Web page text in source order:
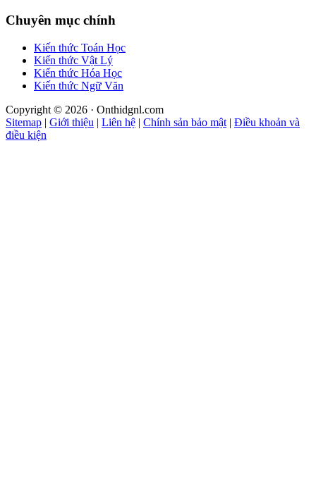
Chuyên mục chính
Kiến thức Toán Học
Kiến thức Vật Lý
Kiến thức Hóa Học
Kiến thức Ngữ Văn
Copyright © 2026 · Onthidgnl.com
Sitemap | Giới thiệu | Liên hệ | Chính sản bảo mật | Điều khoản và
điều kiện